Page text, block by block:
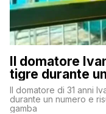
Il domatore
tigre durante
Il domatore di 31 anni
durante un numero e
gamba